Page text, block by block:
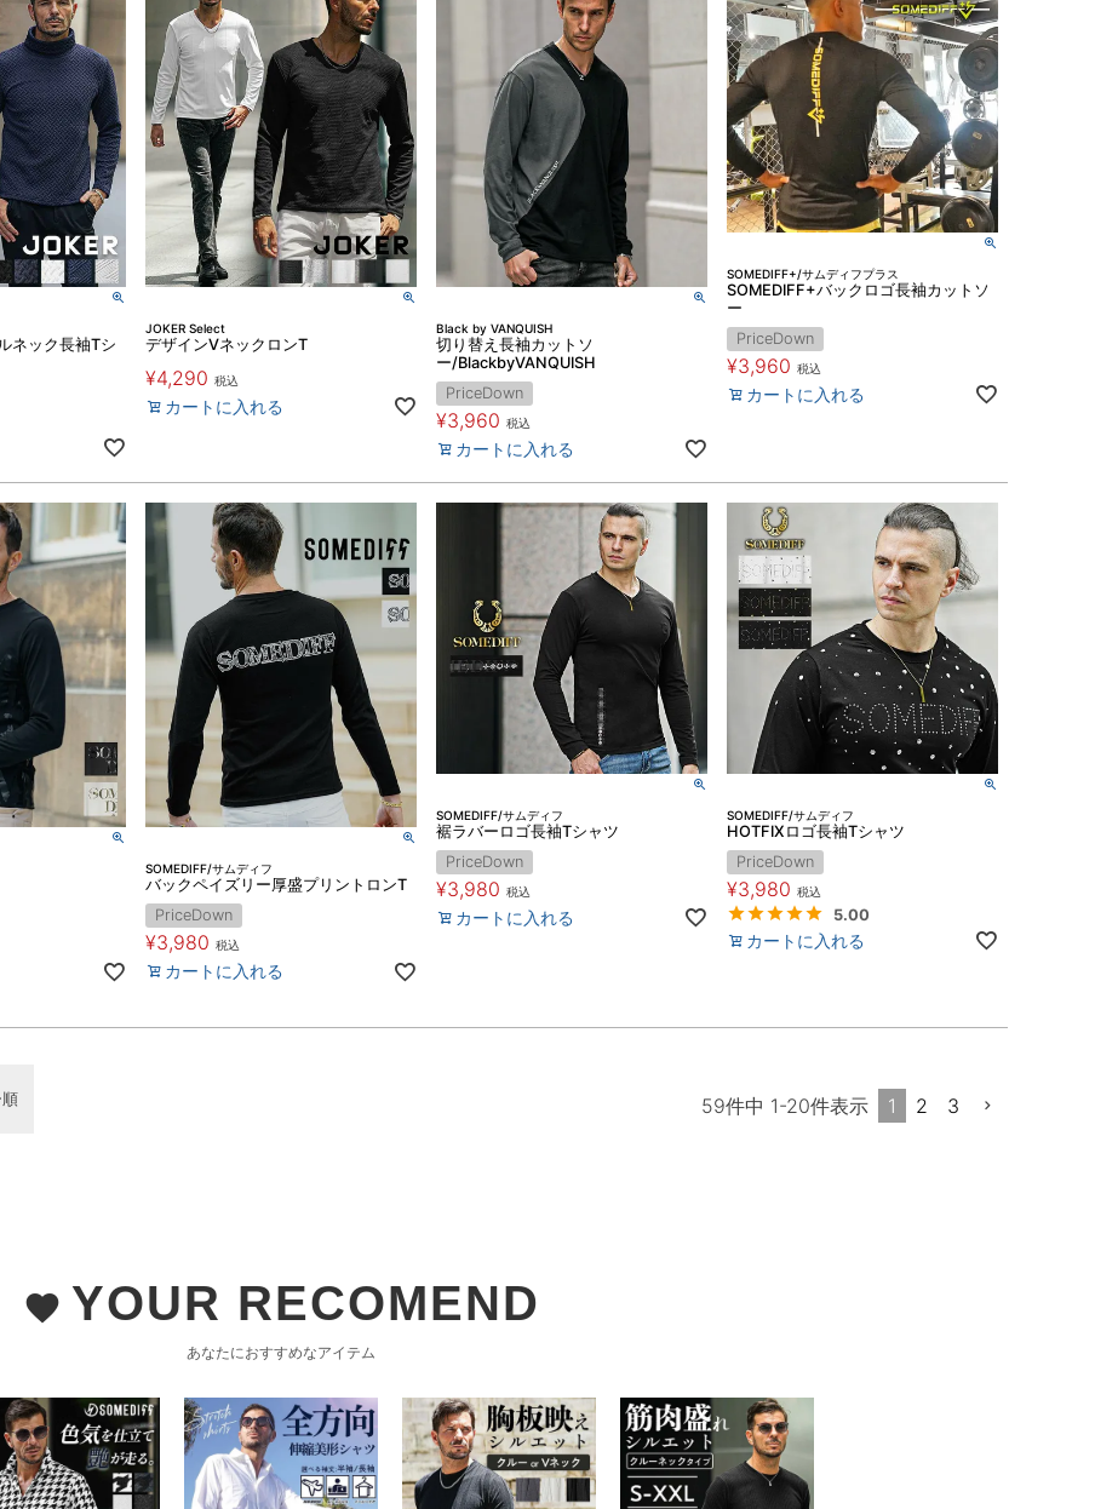
ネック長袖Tシ
JOKER Select
デザインVネックロンT
¥4,290 税込
カートに入れる
Black by VANQUISH
切り替え長袖カットソ
ー/BlackbyVANQUISH
PriceDown
¥3,960 税込
カートに入れる
SOMEDIFF+/サムディフプラス
SOMEDIFF+バックロゴ長袖カットソ
ー
PriceDown
¥3,960 税込
カートに入れる
SOMEDIFF/サムディフ
バックペイズリー厚盛プリントロンT
PriceDown
¥3,980 税込
カートに入れる
SOMEDIFF/サムディフ
裾ラバーロゴ長袖Tシャツ
PriceDown
¥3,980 税込
カートに入れる
SOMEDIFF/サムディフ
HOTFIXロゴ長袖Tシャツ
PriceDown
¥3,980 税込
5.00
カートに入れる
順 59件中 1-20件表示 1 2 3
favorite YOUR RECOMEND
あなたにおすすめなアイテム